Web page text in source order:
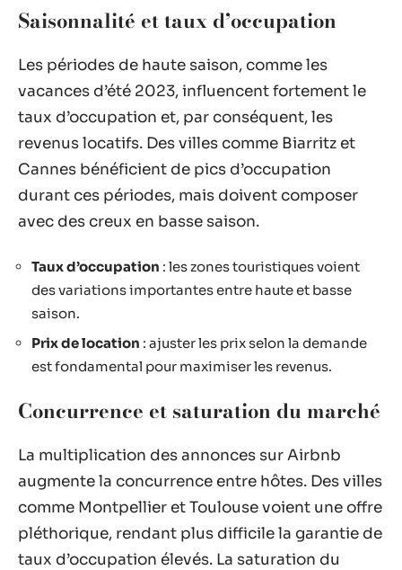
Saisonnalité et taux d’occupation
Les périodes de haute saison, comme les
vacances d’été 2023, influencent fortement le
taux d’occupation et, par conséquent, les
revenus locatifs. Des villes comme Biarritz et
Cannes bénéficient de pics d’occupation
durant ces périodes, mais doivent composer
avec des creux en basse saison.
Taux d’occupation : les zones touristiques voient
des variations importantes entre haute et basse
saison.
Prix de location : ajuster les prix selon la demande
est fondamental pour maximiser les revenus.
Concurrence et saturation du marché
La multiplication des annonces sur Airbnb
augmente la concurrence entre hôtes. Des villes
comme Montpellier et Toulouse voient une offre
pléthorique, rendant plus difficile la garantie de
taux d’occupation élevés. La saturation du